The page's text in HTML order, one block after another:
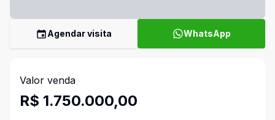
Agendar visita WhatsApp
Valor venda
R$ 1.750.000,00